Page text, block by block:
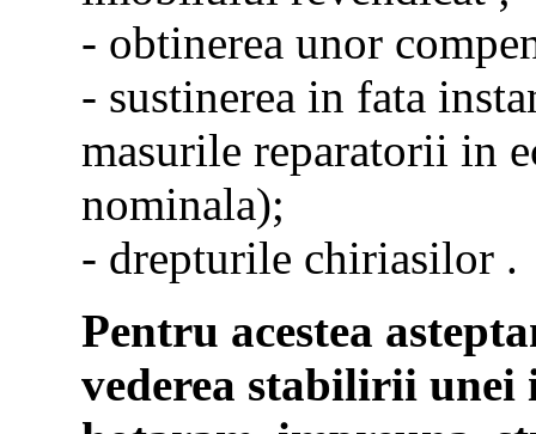
- obtinerea unor
- sustinerea in fata
masurile reparatorii in
nominala);
- drepturile chiriasilor .
Pentru acestea
vederea stabilirii